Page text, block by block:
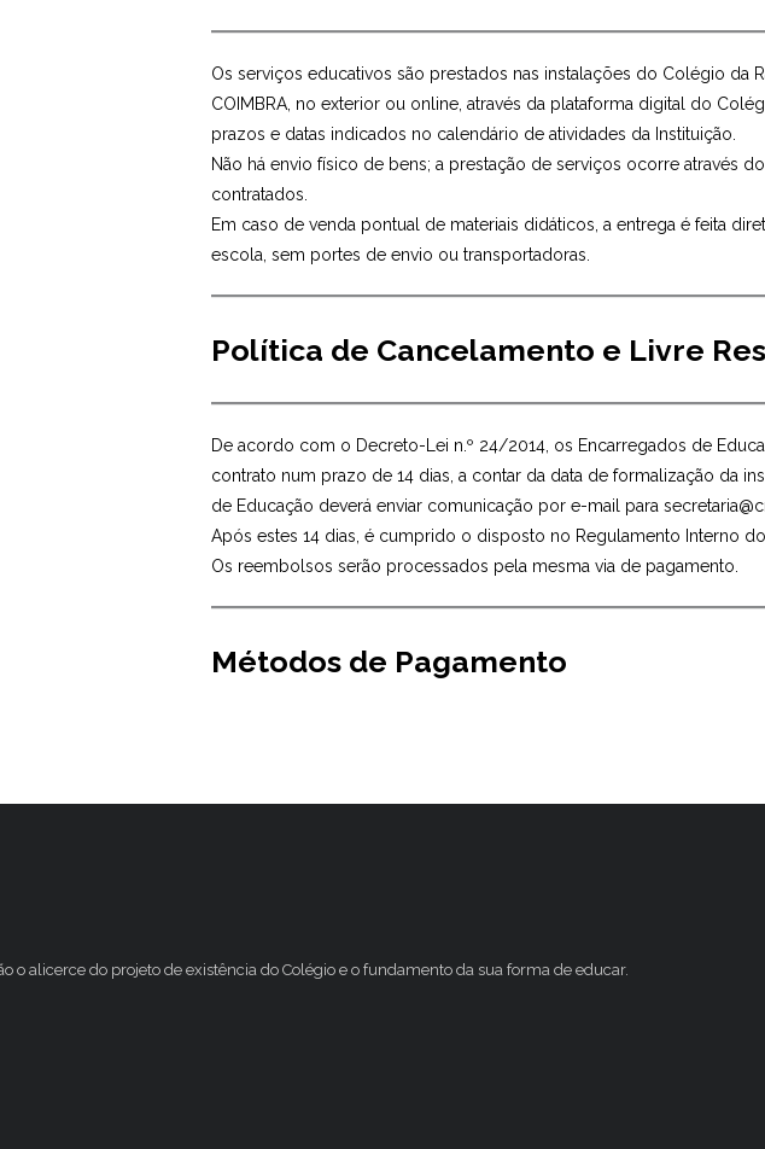
Os serviços educativos são prestados nas instalações do Colégio da
COIMBRA, no exterior ou online, através da plataforma digital do
prazos e datas indicados no calendário de atividades da Instituição.
Não há envio físico de bens; a prestação de serviços ocorre através
contratados.
Em caso de venda pontual de materiais didáticos, a entrega é feita
escola, sem portes de envio ou transportadoras.
Política de Cancelamento e Livre
De acordo com o Decreto-Lei n.º 24/2014, os Encarregados de
contrato num prazo de 14 dias, a contar da data de formalização da
de Educação deverá enviar comunicação por e-mail para
Após estes 14 dias, é cumprido o disposto no Regulamento Interno
Os reembolsos serão processados pela mesma via de pagamento.
Métodos de Pagamento
o alicerce do projeto de existência do Colégio e o fundamento da sua forma de educar.